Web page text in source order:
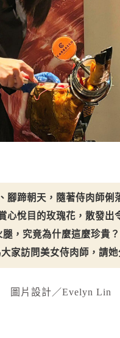
腳蹄朝天，隨著侍肉師
心悅目的玫瑰花，散發
，究竟為什麼這麼珍貴
家訪問美女侍肉師，請
圖片設計／Evelyn Lin